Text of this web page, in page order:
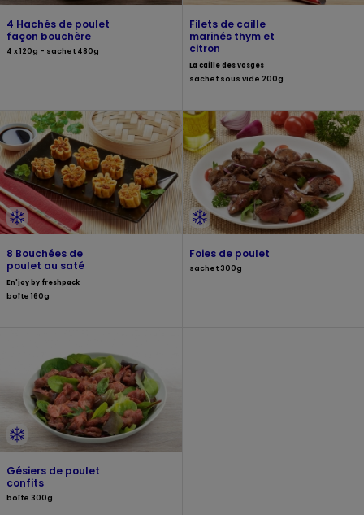
4 Hachés de poulet
façon bouchère
4 x 120g - sachet 480g
Filets de caille
marinés thym et
citron
La caille des vosges
sachet sous vide 200g
8 Bouchées de
poulet au saté
En'joy by freshpack
boîte 160g
Foies de poulet
sachet 300g
Gésiers de poulet
confits
boîte 300g